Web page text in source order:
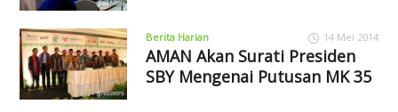
Berita Harian 14 Mei 2014
AMAN Akan Surati Presiden
SBY Mengenai Putusan MK 35